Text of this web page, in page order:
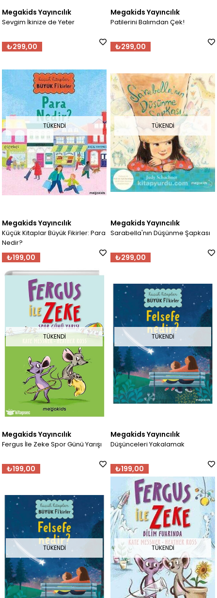
Megakids Yayıncılık
Sevgim İkinize de Yeter
₺299,00
Megakids Yayıncılık
Patilerini Balımdan Çek!
₺299,00
TÜKENDI
Megakids Yayıncılık
Küçük Kitaplar Büyük Fikirler: Para
Nedir?
₺199,00
TÜKENDI
Megakids Yayıncılık
Sarabella'nın Düşünme Şapkası
₺299,00
TÜKENDI
Megakids Yayıncılık
Fergus İle Zeke Spor Günü Yarışı
₺199,00
TÜKENDI
Megakids Yayıncılık
Düşünceleri Yakalamak
₺199,00
TÜKENDI TÜKENDI